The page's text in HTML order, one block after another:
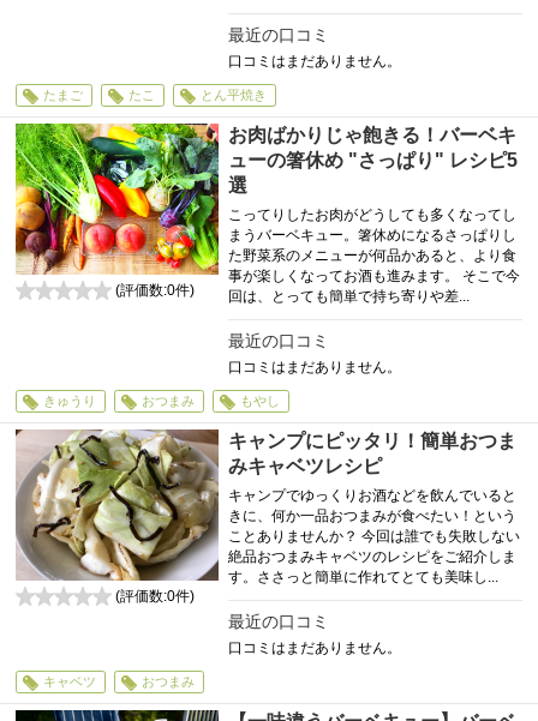
最近の口コミ
口コミはまだありません。
たまご たこ とん平焼き
お肉ばかりじゃ飽きる！バーベキ
ューの箸休め "さっぱり" レシピ5
選
こってりしたお肉がどうしても多くなってし
まうバーベキュー。箸休めになるさっぱりし
た野菜系のメニューが何品かあると、より食
事が楽しくなってお酒も進みます。 そこで今
回は、とっても簡単で持ち寄りや差...
最近の口コミ
口コミはまだありません。
(評価数:0件)
きゅうり おつまみ もやし
キャンプにピッタリ！簡単おつま
みキャベツレシピ
キャンプでゆっくりお酒などを飲んでいると
きに、何か一品おつまみが食べたい！という
ことありませんか？ 今回は誰でも失敗しない
絶品おつまみキャベツのレシピをご紹介しま
す。ささっと簡単に作れてとても美味し...
最近の口コミ
口コミはまだありません。
(評価数:0件)
キャベツ おつまみ